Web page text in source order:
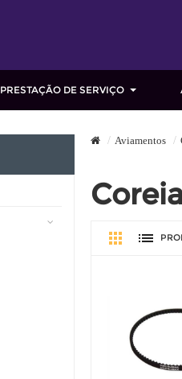
PRESTAÇÃO DE SERVIÇO
Aviamentos